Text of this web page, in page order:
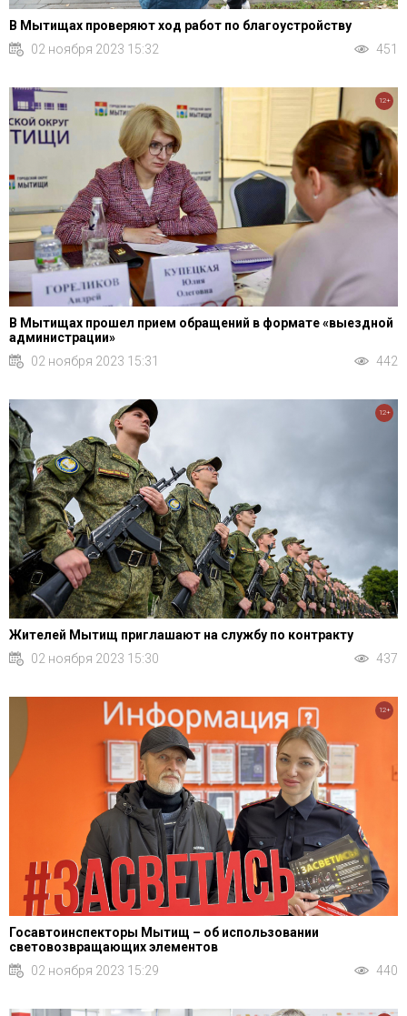
В Мытищах проверяют ход работ по благоустройству
02 ноября 2023 15:32
451
В Мытищах прошел прием обращений в формате «выездной
администрации»
02 ноября 2023 15:31
442
12+
Жителей Мытищ приглашают на службу по контракту
02 ноября 2023 15:30
437
12+
Госавтоинспекторы Мытищ – об использовании
световозвращающих элементов
02 ноября 2023 15:29
440
12+